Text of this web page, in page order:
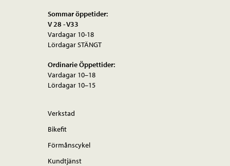
Sommar öppetider:
V 28 - V33
Vardagar 10-18
Lördagar STÄNGT
Ordinarie Öppettider:
Vardagar 10–18
Lördagar 10–15
Verkstad
Bikefit
Förmånscykel
Kundtjänst